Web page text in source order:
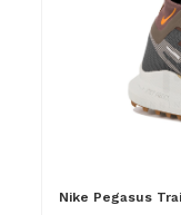
Nike Pegasus